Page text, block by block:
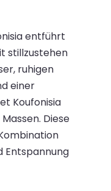
entführt
stillzustehen
ruhigen
einer
Koufonisia
Diese
Entspannung